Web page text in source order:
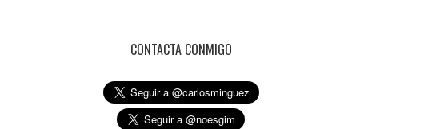
CONTACTA CONMIGO